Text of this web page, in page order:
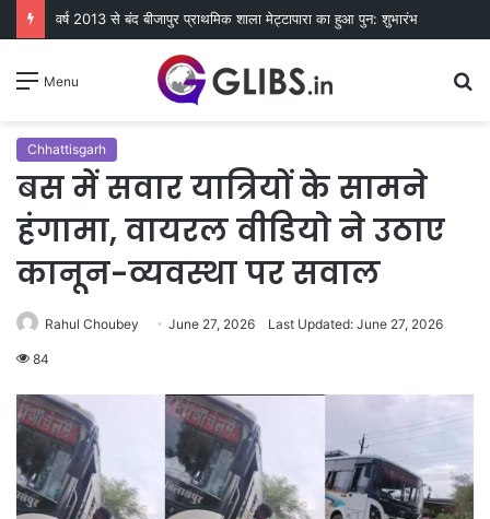
वर्ष 2013 से बंद बीजापुर प्राथमिक शाला मेट्टापारा का हुआ पुन: शुभारंभ
Menu
Chhattisgarh
बस में सवार यात्रियों के सामने
हंगामा, वायरल वीडियो ने उठाए
कानून-व्यवस्था पर सवाल
Rahul Choubey June 27, 2026 Last Updated: June 27, 2026
84